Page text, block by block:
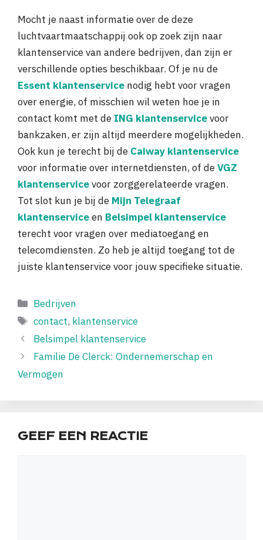
Mocht je naast informatie over de deze
luchtvaartmaatschappij ook op zoek zijn naar
klantenservice van andere bedrijven, dan zijn er
verschillende opties beschikbaar. Of je nu de
Essent klantenservice nodig hebt voor vragen
over energie, of misschien wil weten hoe je in
contact komt met de ING klantenservicevoor
bankzaken, er zijn altijd meerdere mogelijkheden.
Ook kun je terecht bij de Caiway klantenservice
voor informatie over internetdiensten, of deVGZ
klantenservicevoor zorggerelateerde vragen.
Tot slot kun je bij de Mijn Telegraaf
klantenserviceen Belsimpel klantenservice
terecht voor vragen over mediatoegang en
telecomdiensten. Zo heb je altijd toegang tot de
juiste klantenservice voor jouw specifieke situatie.
Categorieën
Bedrijven
Tags
contact, klantenservice
Belsimpel klantenservice
Familie De Clerck: Ondernemerschap en
Vermogen
GEEF EEN REACTIE